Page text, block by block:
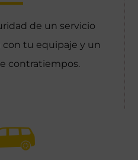
de un servicio
tu equipaje y un
contratiempos.